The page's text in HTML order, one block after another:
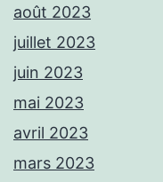
août 2023
juillet 2023
juin 2023
mai 2023
avril 2023
mars 2023